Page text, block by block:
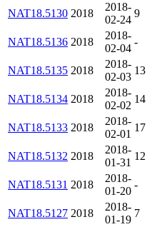
NAT18.5130 2018
2018-
02-24
9
NAT18.5136 2018
2018-
02-04
-
NAT18.5135 2018
2018-
02-03
13
NAT18.5134 2018
2018-
02-02
14
NAT18.5133 2018
2018-
02-01
17
NAT18.5132 2018
2018-
01-31
12
NAT18.5131 2018
2018-
01-20
-
NAT18.5127 2018
2018-
01-19
7